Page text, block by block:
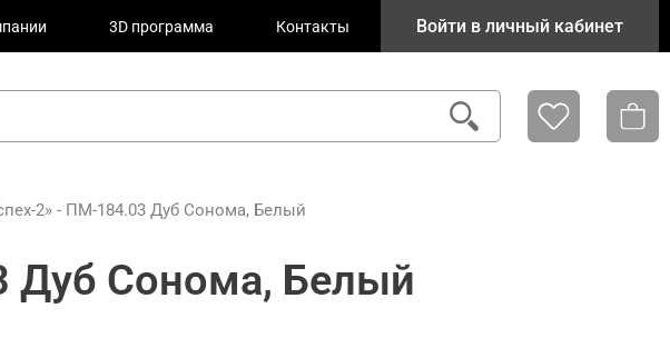
3D программа Контакты Войти в личный кабинет
2» - ПМ-184.03 Дуб Сонома, Белый
Дуб Сонома, Белый